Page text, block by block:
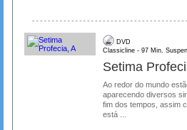
DVD
Classicline - 97 Min.
Setima
Ao redor do mundo
aparecendo diversos
fim dos tempos, assim
está ...